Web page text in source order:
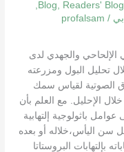
Blog, Readers' Blog
,
/
profalsam
والجهدي لدى
يتم من خلال تحليل البول ومزرعته
الصوتية لقياس سمك
الإحليل. مع العلم بأن
باثولوجية إلتهابية
سن اليأس،خلاله أو بعده
بإلتهابات البروستاتا